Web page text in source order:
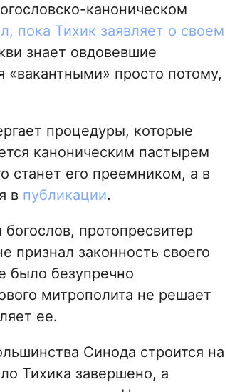
каноническом
пока Тихик заявляет о своем
знает овдовевшие
«вакантными» просто потому,
процедуры, которые
каноническим пастырем
станет его преемником, а в
в публикации.
протопресвитер
признал законность своего
было безупречно
митрополита не решает
ее.
Синода строится на
Тихика завершено, а